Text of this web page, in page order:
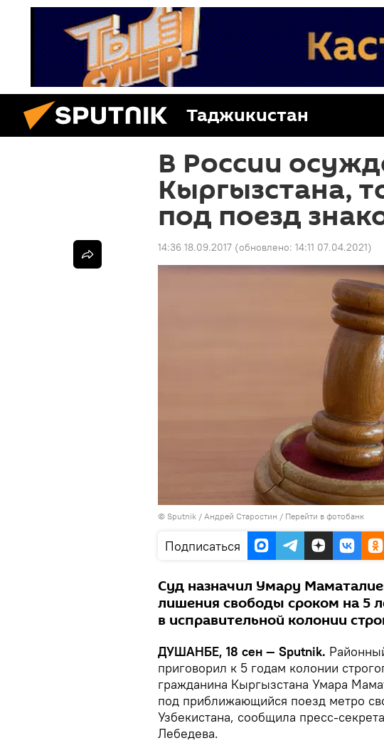
Таджикистан
В России
Кыргызстана,
под поезд
14:36 18.09.2017 (обновлено: 14:11 07.04.2021)
© Sputnik / Андрей Старостин / Перейти в фотобанк
Подписаться
Суд назначил Умару
лишения свободы сроком на 5
в исправительной колонии
ДУШАНБЕ, 18 сен — Sputnik.
приговорил к 5 годам колонии
гражданина Кыргызстана Умара
под приближающийся поезд метро
Узбекистана, сообщила пресс-
Лебедева.